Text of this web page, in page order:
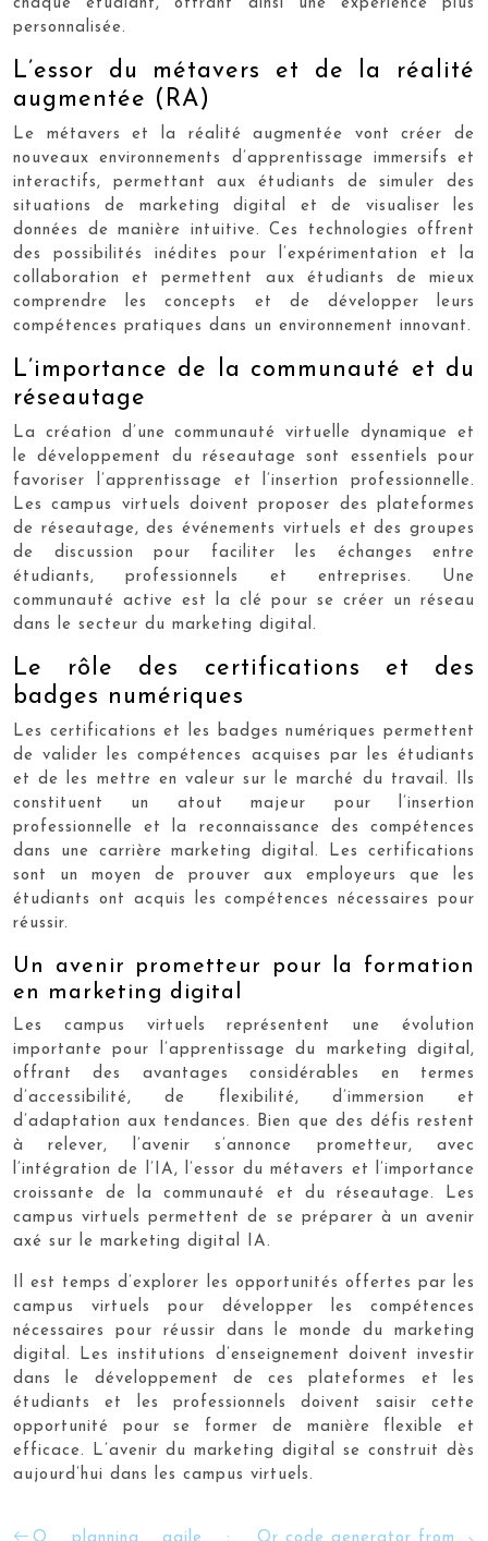
chaque étudiant, offrant ainsi une expérience plus
personnalisée.
L’essor du métavers et de la réalité
augmentée (RA)
Le métavers et la réalité augmentée vont créer de
nouveaux environnements d’apprentissage immersifs et
interactifs, permettant aux étudiants de simuler des
situations de marketing digital et de visualiser les
données de manière intuitive. Ces technologies offrent
des possibilités inédites pour l’expérimentation et la
collaboration et permettent aux étudiants de mieux
comprendre les concepts et de développer leurs
compétences pratiques dans un environnement innovant.
L’importance de la communauté et du
réseautage
La création d’une communauté virtuelle dynamique et
le développement du réseautage sont essentiels pour
favoriser l’apprentissage et l’insertion professionnelle.
Les campus virtuels doivent proposer des plateformes
de réseautage, des événements virtuels et des groupes
de discussion pour faciliter les échanges entre
étudiants, professionnels et entreprises. Une
communauté active est la clé pour se créer un réseau
dans le secteur du marketing digital.
Le rôle des certifications et des
badges numériques
Les certifications et les badges numériques permettent
de valider les compétences acquises par les étudiants
et de les mettre en valeur sur le marché du travail. Ils
constituent un atout majeur pour l’insertion
professionnelle et la reconnaissance des compétences
dans une carrière marketing digital. Les certifications
sont un moyen de prouver aux employeurs que les
étudiants ont acquis les compétences nécessaires pour
réussir.
Un avenir prometteur pour la formation
en marketing digital
Les campus virtuels représentent une évolution
importante pour l’apprentissage du marketing digital,
offrant des avantages considérables en termes
d’accessibilité, de flexibilité, d’immersion et
d’adaptation aux tendances. Bien que des défis restent
à relever, l’avenir s’annonce prometteur, avec
l’intégration de l’IA, l’essor du métavers et l’importance
croissante de la communauté et du réseautage. Les
campus virtuels permettent de se préparer à un avenir
axé sur le marketing digital IA.
Il est temps d’explorer les opportunités offertes par les
campus virtuels pour développer les compétences
nécessaires pour réussir dans le monde du marketing
digital. Les institutions d’enseignement doivent investir
dans le développement de ces plateformes et les
étudiants et les professionnels doivent saisir cette
opportunité pour se former de manière flexible et
efficace. L’avenir du marketing digital se construit dès
aujourd’hui dans les campus virtuels.